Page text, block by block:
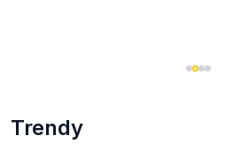
trendy